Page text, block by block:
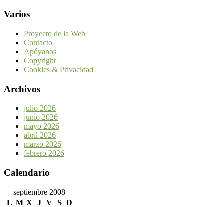
Varios
Proyecto de la Web
Contacto
Apóyanos
Copyright
Cookies & Privacidad
Archivos
julio 2026
junio 2026
mayo 2026
abril 2026
marzo 2026
febrero 2026
Calendario
septiembre 2008
L M X J V S D